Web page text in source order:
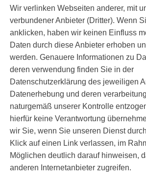
Wir verlinken Webseiten anderer, mit
verbundener Anbieter (Dritter). Wenn
anklicken, haben wir keinen Einfluss
Daten durch diese Anbieter erhoben
werden. Genauere Informationen zu
deren verwendung finden Sie in der
Datenschutzerklärung des jeweiligen
Datenerhebung und deren
naturgemäß unserer Kontrolle
hierfür keine Verantwortung
wir Sie, wenn Sie unseren Dienst
Klick auf einen Link verlassen, im
Möglichen deutlich darauf hinweisen,
anderen Internetanbieter zugreifen.